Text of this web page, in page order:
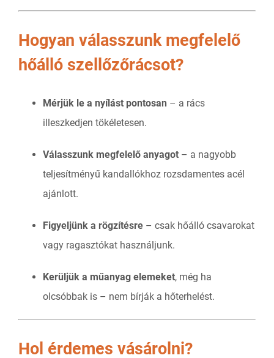
Hogyan válasszunk megfelelő
hőálló szellőzőrácsot?
Mérjük le a nyílást pontosan – a rács
illeszkedjen tökéletesen.
Válasszunk megfelelő anyagot – a nagyobb
teljesítményű kandallókhoz rozsdamentes acél
ajánlott.
Figyeljünk a rögzítésre – csak hőálló csavarokat
vagy ragasztókat használjunk.
Kerüljük a műanyag elemeket, még ha
olcsóbbak is – nem bírják a hőterhelést.
Hol érdemes vásárolni?